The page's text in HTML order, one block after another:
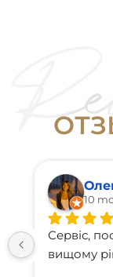
ОТЗ
10
Сервіс,
вищому